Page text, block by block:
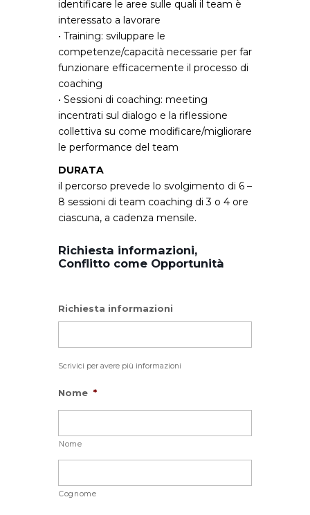
identificare le aree sulle quali il team è
interessato a lavorare
• Training: sviluppare le
competenze/capacità necessarie per far
funzionare efficacemente il processo di
coaching
• Sessioni di coaching: meeting
incentrati sul dialogo e la riflessione
collettiva su come modificare/migliorare
le performance del team
DURATA
il percorso prevede lo svolgimento di 6 –
8 sessioni di team coaching di 3 o 4 ore
ciascuna, a cadenza mensile.
Richiesta informazioni,
Conflitto come Opportunità
Richiesta informazioni
Scrivici per avere più informazioni
Nome *
Nome
Cognome